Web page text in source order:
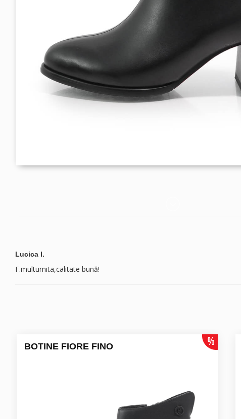
Lucica I.
F.multumita,calitate bună!
BOTINE FIORE FINO